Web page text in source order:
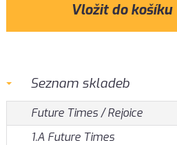
Seznam skladeb
Future Times / Rejoice
1.A Future Times